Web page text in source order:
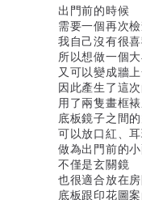
出門前的時候
需要一個再次
我自己沒有很
所以想做一個
又可以變成牆
因此產生了這
用了兩隻畫框
底板鏡子之間
可以放口紅、
做為出門前的
不僅是玄關鏡
也很適合放在
底板跟印花圖